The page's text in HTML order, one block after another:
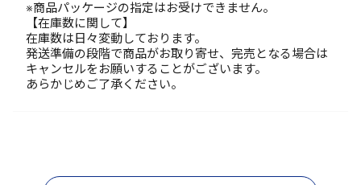
※商品パッケージの指定はお受けできません。
【在庫数に関して】
在庫数は日々変動しております。
発送準備の段階で商品がお取り寄せ、完売となる場合は
キャンセルをお願いすることがございます。
あらかじめご了承ください。